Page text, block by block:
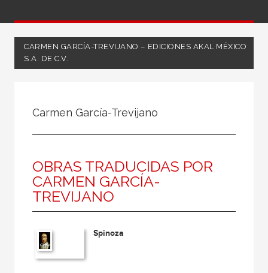
CARMEN GARCÍA-TREVIJANO – EDICIONES AKAL MÉXICO
S.A. DE C.V.
Ilustrador
Ilustradora
Traductor
Carmen García-Trevijano
OBRAS TRADUCIDAS POR
CARMEN GARCÍA-
TREVIJANO
Spinoza